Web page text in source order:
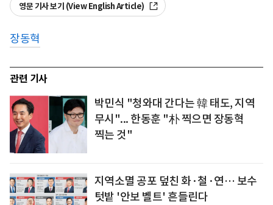
영문 기사 보기 (View English Article)
장동혁
관련 기사
박민식 "청와대 간다는 韓 태도, 지역
무시"... 한동훈 "朴 찍으면 장동혁
찍는 것"
지역소멸 공포 덮친 화·철·연… 보수
텃밭 '안보 벨트' 흔들린다